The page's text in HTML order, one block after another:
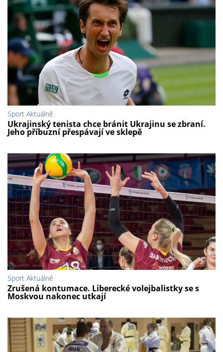
Sport Aktuálně
Ukrajinský tenista chce bránit Ukrajinu se zbraní.
Jeho příbuzní přespávají ve sklepě
Sport Aktuálně
Zrušená kontumace. Liberecké volejbalistky se s
Moskvou nakonec utkají